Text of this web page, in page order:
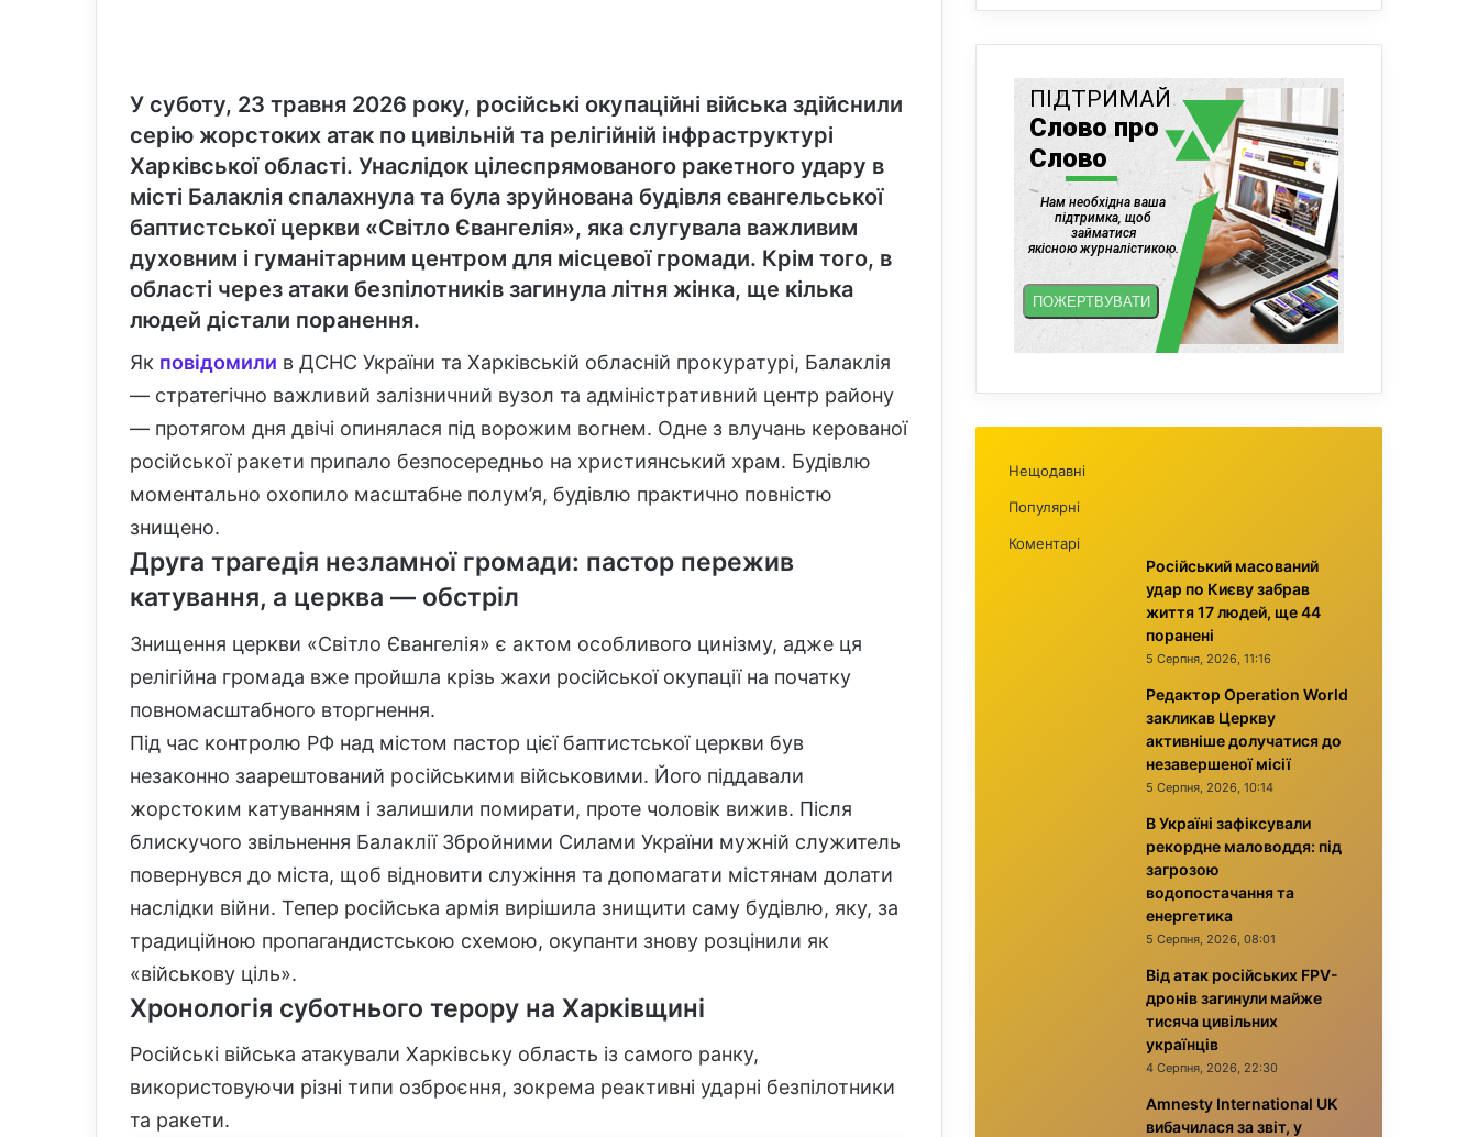
У суботу, 23 травня 2026 року, російські окупаційні війська здійснили
серію жорстоких атак по цивільній та релігійній інфраструктурі
Харківської області. Унаслідок цілеспрямованого ракетного удару в
місті Балаклія спалахнула та була зруйнована будівля євангельської
баптистської церкви «Світло Євангелія», яка слугувала важливим
духовним і гуманітарним центром для місцевої громади. Крім того, в
області через атаки безпілотників загинула літня жінка, ще кілька
людей дістали поранення.
Як повідомили в ДСНС України та Харківській обласній прокуратурі, Балаклія
— стратегічно важливий залізничний вузол та адміністративний центр району
— протягом дня двічі опинялася під ворожим вогнем. Одне з влучань керованої
російської ракети припало безпосередньо на християнський храм. Будівлю
моментально охопило масштабне полум’я, будівлю практично повністю
знищено.
Друга трагедія незламної громади: пастор пережив
катування, а церква — обстріл
Знищення церкви «Світло Євангелія» є актом особливого цинізму, адже ця
релігійна громада вже пройшла крізь жахи російської окупації на початку
повномасштабного вторгнення.
Під час контролю РФ над містом пастор цієї баптистської церкви був
незаконно заарештований російськими військовими. Його піддавали
жорстоким катуванням і залишили помирати, проте чоловік вижив. Після
блискучого звільнення Балаклії Збройними Силами України мужній служитель
повернувся до міста, щоб відновити служіння та допомагати містянам долати
наслідки війни. Тепер російська армія вирішила знищити саму будівлю, яку, за
традиційною пропагандистською схемою, окупанти знову розцінили як
«військову ціль».
Хронологія суботнього терору на Харківщині
Російські війська атакували Харківську область із самого ранку,
використовуючи різні типи озброєння, зокрема реактивні ударні безпілотники
та ракети.
Нещодавні
Популярні
Коментарі
Російський масований
удар по Києву забрав
життя 17 людей, ще 44
поранені
5 Серпня, 2026, 11:16
Редактор Operation World
закликав Церкву
активніше долучатися до
незавершеної місії
5 Серпня, 2026, 10:14
В Україні зафіксували
рекордне маловоддя: під
загрозою
водопостачання та
енергетика
5 Серпня, 2026, 08:01
Від атак російських FPV-
дронів загинули майже
тисяча цивільних
українців
4 Серпня, 2026, 22:30
Amnesty International UK
вибачилася за звіт, у